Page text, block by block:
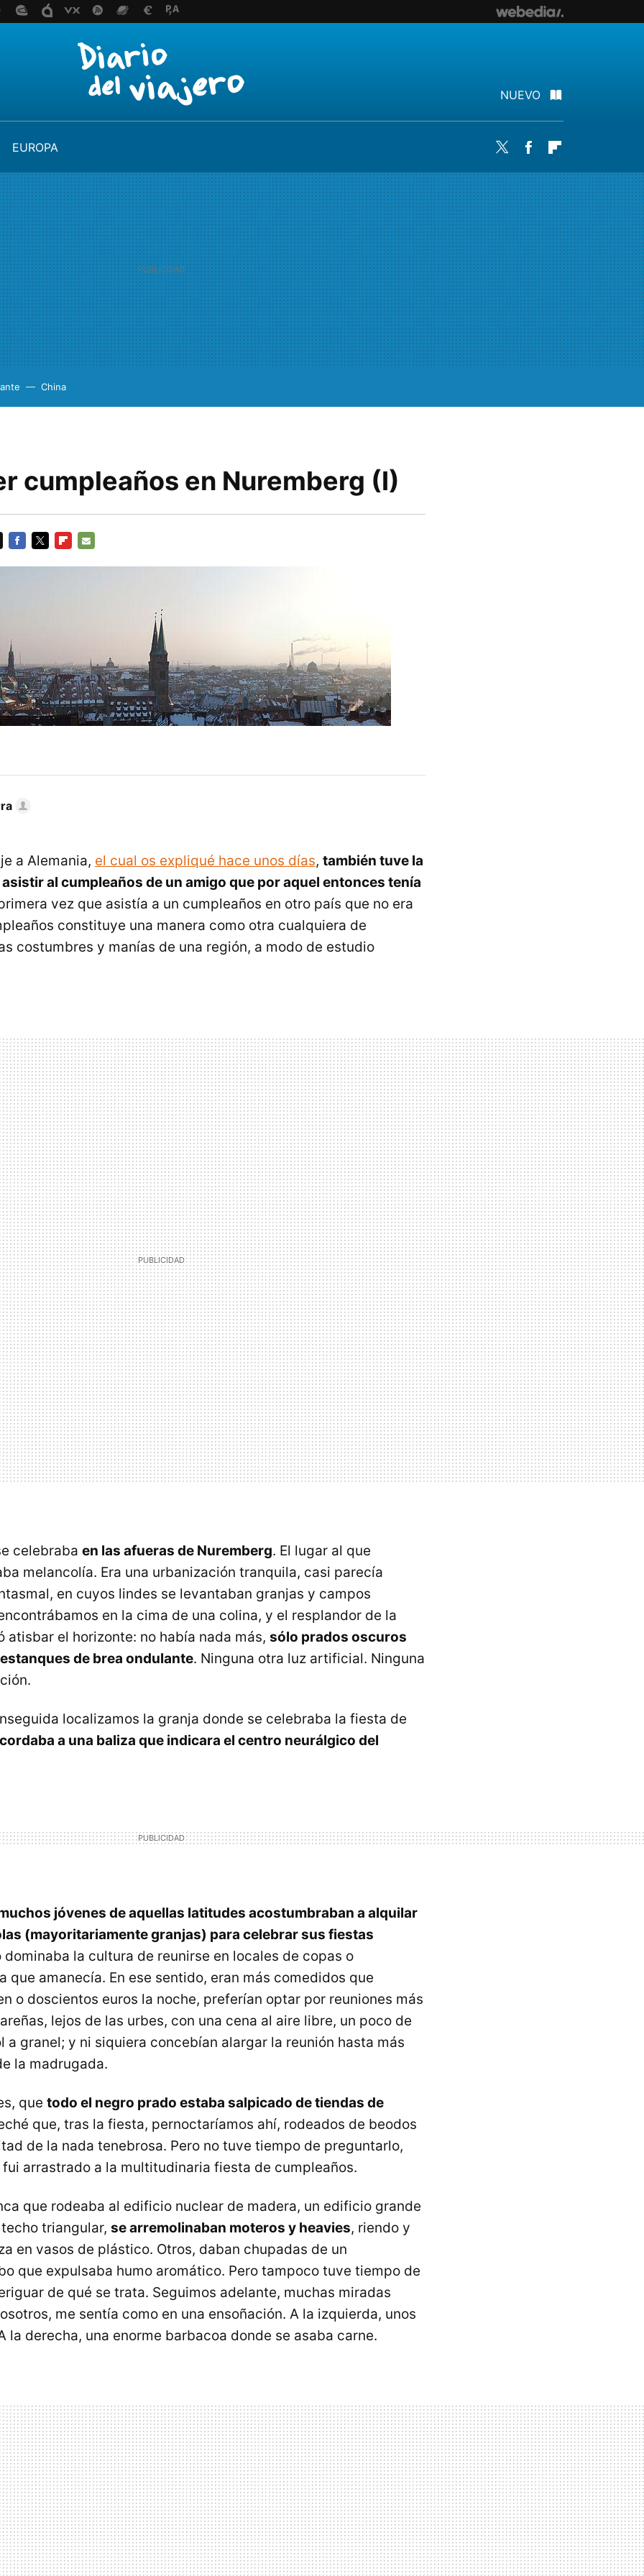
NUEVO
EUROPA Twitter Facebook
China
cumpleaños en Nuremberg (I)
a Alemania, el cual os expliqué hace unos días, también tuve la
al cumpleaños de un amigo que por aquel entonces tenía
vez que asistía a un cumpleaños en otro país que no era
constituye una manera como otra cualquiera de
costumbres y manías de una región, a modo de estudio
celebraba en las afueras de Nuremberg. El lugar al que
melancolía. Era una urbanización tranquila, casi parecía
en cuyos lindes se levantaban granjas y campos
en la cima de una colina, y el resplandor de la
atisbar el horizonte: no había nada más, sólo prados oscuros
de brea ondulante. Ninguna otra luz artificial. Ninguna
localizamos la granja donde se celebraba la fiesta de
a una baliza que indicara el centro neurálgico del
jóvenes de aquellas latitudes acostumbraban a alquilar
(mayoritariamente granjas) para celebrar sus fiestas
dominaba la cultura de reunirse en locales de copas o
que amanecía. En ese sentido, eran más comedidos que
o doscientos euros la noche, preferían optar por reuniones más
lejos de las urbes, con una cena al aire libre, un poco de
a granel; y ni siquiera concebían alargar la reunión hasta más
la madrugada.
que todo el negro prado estaba salpicado de tiendas de
que, tras la fiesta, pernoctaríamos ahí, rodeados de beodos
de la nada tenebrosa. Pero no tuve tiempo de preguntarlo,
arrastrado a la multitudinaria fiesta de cumpleaños.
que rodeaba al edificio nuclear de madera, un edificio grande
triangular, se arremolinaban moteros y heavies, riendo y
en vasos de plástico. Otros, daban chupadas de un
que expulsaba humo aromático. Pero tampoco tuve tiempo de
de qué se trata. Seguimos adelante, muchas miradas
me sentía como en una ensoñación. A la izquierda, unos
la derecha, una enorme barbacoa donde se asaba carne.